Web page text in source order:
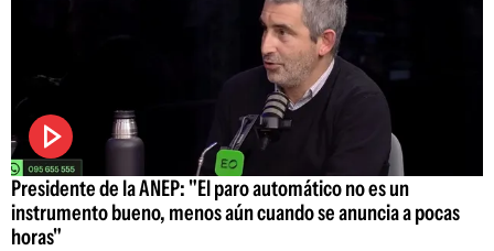
Presidente de la ANEP: "El paro automático no es un
instrumento bueno, menos aún cuando se anuncia a pocas
horas"